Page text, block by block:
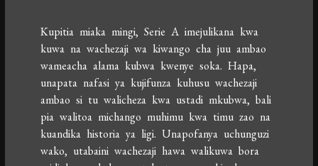
Kupitia miaka mingi, Serie A imejulikana kwa
kuwa na wachezaji wa kiwango cha juu ambao
wameacha alama kubwa kwenye soka. Hapa,
unapata nafasi ya kujifunza kuhusu wachezaji
ambao si tu walicheza kwa ustadi mkubwa, bali
pia walitoa michango muhimu kwa timu zao na
kuandika historia ya ligi. Unapofanya uchunguzi
wako, utabaini wachezaji hawa walikuwa bora